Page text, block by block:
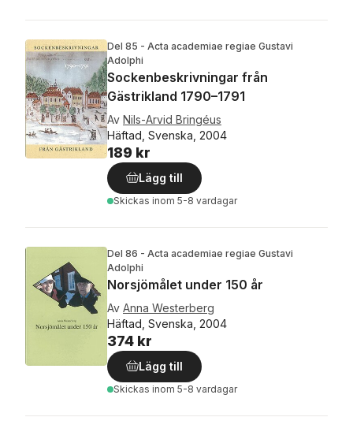
Del 85 - Acta academiae regiae Gustavi
Adolphi
Sockenbeskrivningar från
Gästrikland 1790–1791
Av Nils-Arvid Bringéus
Häftad, Svenska, 2004
189 kr
Lägg till
Skickas inom 5-8 vardagar
Del 86 - Acta academiae regiae Gustavi
Adolphi
Norsjömålet under 150 år
Av Anna Westerberg
Häftad, Svenska, 2004
374 kr
Lägg till
Skickas inom 5-8 vardagar